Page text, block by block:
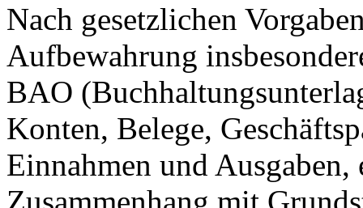
Nach gesetzlichen
Aufbewahrung
BAO
Konten, Belege,
Einnahmen und